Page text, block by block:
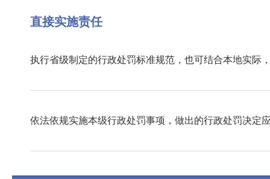
直接实施责任
执行省级制定的行政处罚标准规范，也可结合本地实际
依法依规实施本级行政处罚事项，做出的行政处罚决定